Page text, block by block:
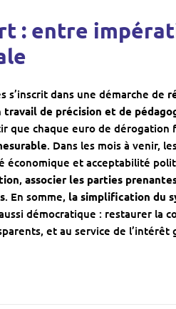
: entre
s’inscrit dans une démarche de
travail de précision et de
que chaque euro de
. Dans les mois à venir,
et acceptabilité
, associer les parties
. En somme, la simplification du
démocratique : restaurer la
et au service de l’intérêt